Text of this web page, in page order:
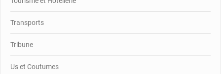
Transports
Tribune
Us et Coutumes